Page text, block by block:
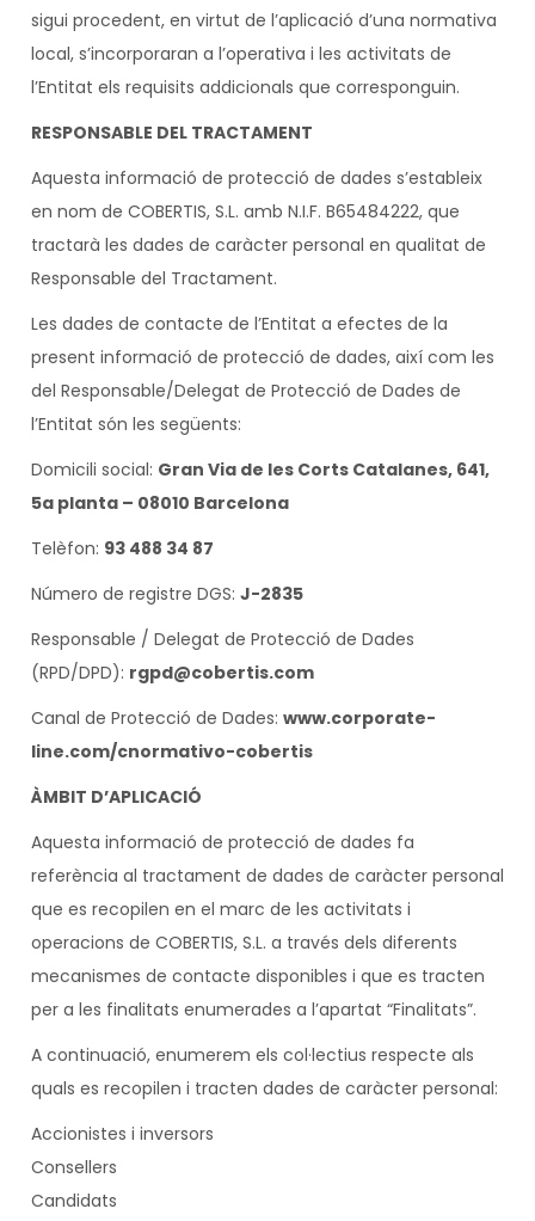
sigui procedent, en virtut de l’aplicació d’una normativa
local, s’incorporaran a l’operativa i les activitats de
l’Entitat els requisits addicionals que corresponguin.
RESPONSABLE DEL TRACTAMENT
Aquesta informació de protecció de dades s’estableix
en nom de COBERTIS, S.L. amb N.I.F. B65484222, que
tractarà les dades de caràcter personal en qualitat de
Responsable del Tractament.
Les dades de contacte de l’Entitat a efectes de la
present informació de protecció de dades, així com les
del Responsable/Delegat de Protecció de Dades de
l’Entitat són les següents:
Domicili social: Gran Via de les Corts Catalanes, 641,
5a planta – 08010 Barcelona
Telèfon: 93 488 34 87
Número de registre DGS: J-2835
Responsable / Delegat de Protecció de Dades
(RPD/DPD): rgpd@cobertis.com
Canal de Protecció de Dades: www.corporate-
line.com/cnormativo-cobertis
ÀMBIT D’APLICACIÓ
Aquesta informació de protecció de dades fa
referència al tractament de dades de caràcter personal
que es recopilen en el marc de les activitats i
operacions de COBERTIS, S.L. a través dels diferents
mecanismes de contacte disponibles i que es tracten
per a les finalitats enumerades a l’apartat “Finalitats”.
A continuació, enumerem els col·lectius respecte als
quals es recopilen i tracten dades de caràcter personal:
Accionistes i inversors
Consellers
Candidats